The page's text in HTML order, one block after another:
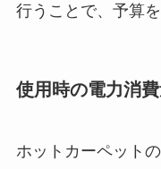
行うことで、予算
使用時の電力消
ホットカーペット